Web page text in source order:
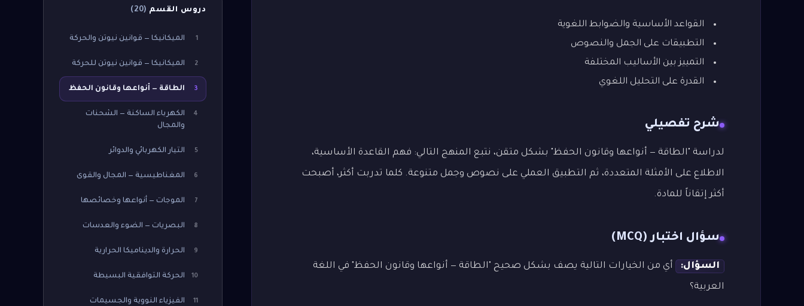
القواعد الأساسية والضوابط اللغوية
التطبيقات على الجمل والنصوص
التمييز بين الأساليب المختلفة
القدرة على التحليل اللغوي
شرح تفصيلي
لدراسة "الطاقة — أنواعها وقانون الحفظ" بشكل متقن، نتبع المنهج التالي: فهم القاعدة الأساسية،
الاطلاع على الأمثلة المتعددة، ثم التطبيق العملي على نصوص وجمل متنوعة. كلما تدربت أكثر، أصبحت
أكثر إتقاناً للمادة.
سؤال اختبار (MCQ)
السؤال: أي من الخيارات التالية يصف بشكل صحيح "الطاقة — أنواعها وقانون الحفظ" في اللغة
العربية؟
دروس القسم (
20
)
1 الميكانيكا — قوانين نيوتن والحركة
2 الميكانيكا — قوانين نيوتن للحركة
3 الطاقة — أنواعها وقانون الحفظ
4
الكهرباء الساكنة — الشحنات
والمجال
5 التيار الكهربائي والدوائر
6 المغناطيسية — المجال والقوى
7 الموجات — أنواعها وخصائصها
8 البصريات — الضوء والعدسات
9 الحرارة والديناميكا الحرارية
10 الحركة التوافقية البسيطة
11 الفيزياء النووية والجسيمات